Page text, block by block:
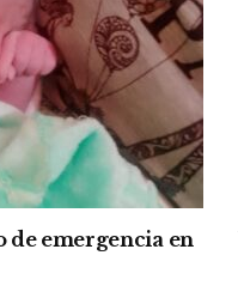
de emergencia en